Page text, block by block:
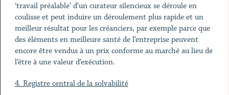
‘travail préalable’ d’un curateur silencieux se déroule en
coulisse et peut induire un déroulement plus rapide et un
meilleur résultat pour les créanciers, par exemple parce que
des éléments en meilleure santé de l’entreprise peuvent
encore être vendus à un prix conforme au marché au lieu de
l’être à une valeur d’exécution.
4. Registre central de la solvabilité